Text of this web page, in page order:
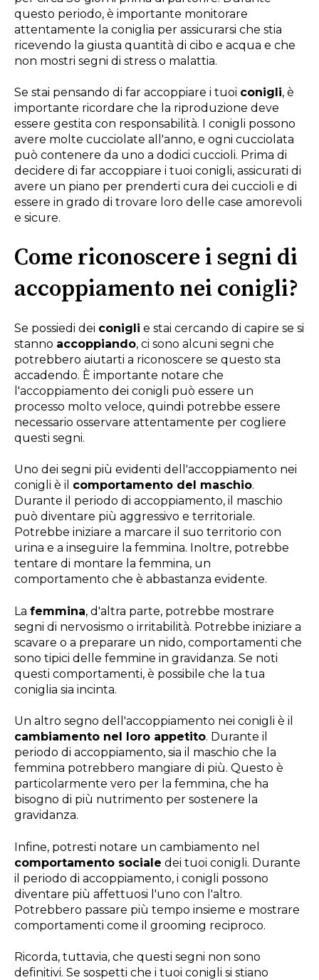
questo periodo, è importante monitorare
attentamente la coniglia per assicurarsi che stia
ricevendo la giusta quantità di cibo e acqua e che
non mostri segni di stress o malattia.
Se stai pensando di far accoppiare i tuoi conigli, è
importante ricordare che la riproduzione deve
essere gestita con responsabilità. I conigli possono
avere molte cucciolate all'anno, e ogni cucciolata
può contenere da uno a dodici cuccioli. Prima di
decidere di far accoppiare i tuoi conigli, assicurati di
avere un piano per prenderti cura dei cuccioli e di
essere in grado di trovare loro delle case amorevoli
e sicure.
Come riconoscere i segni di
accoppiamento nei conigli?
Se possiedi dei conigli e stai cercando di capire se si
stanno accoppiando, ci sono alcuni segni che
potrebbero aiutarti a riconoscere se questo sta
accadendo. È importante notare che
l'accoppiamento dei conigli può essere un
processo molto veloce, quindi potrebbe essere
necessario osservare attentamente per cogliere
questi segni.
Uno dei segni più evidenti dell'accoppiamento nei
conigli è il comportamento del maschio.
Durante il periodo di accoppiamento, il maschio
può diventare più aggressivo e territoriale.
Potrebbe iniziare a marcare il suo territorio con
urina e a inseguire la femmina. Inoltre, potrebbe
tentare di montare la femmina, un
comportamento che è abbastanza evidente.
La femmina, d'altra parte, potrebbe mostrare
segni di nervosismo o irritabilità. Potrebbe iniziare a
scavare o a preparare un nido, comportamenti che
sono tipici delle femmine in gravidanza. Se noti
questi comportamenti, è possibile che la tua
coniglia sia incinta.
Un altro segno dell'accoppiamento nei conigli è il
cambiamento nel loro appetito. Durante il
periodo di accoppiamento, sia il maschio che la
femmina potrebbero mangiare di più. Questo è
particolarmente vero per la femmina, che ha
bisogno di più nutrimento per sostenere la
gravidanza.
Infine, potresti notare un cambiamento nel
comportamento sociale dei tuoi conigli. Durante
il periodo di accoppiamento, i conigli possono
diventare più affettuosi l'uno con l'altro.
Potrebbero passare più tempo insieme e mostrare
comportamenti come il grooming reciproco.
Ricorda, tuttavia, che questi segni non sono
definitivi. Se sospetti che i tuoi conigli si stiano